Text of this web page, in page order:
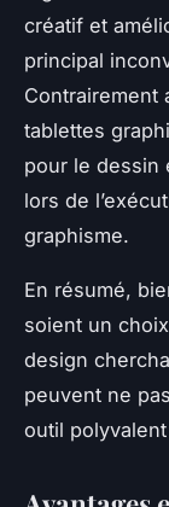
créatif et
principal
Contrairement
tablettes
pour le dessin
lors de
graphisme.
En résumé,
soient un
design
peuvent ne
outil